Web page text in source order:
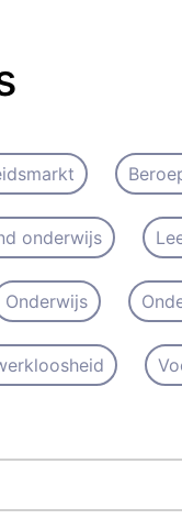
onderwijs
Onderwijs